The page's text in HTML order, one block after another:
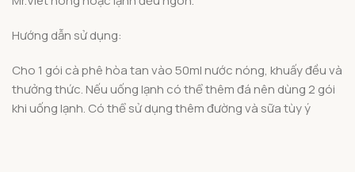
Hướng dẫn sử dụng:
Cho 1 gói cà phê hòa tan vào 50ml nước nóng, khuấy đều và
thưởng thức. Nếu uống lạnh có thể thêm đá nên dùng 2 gói
khi uống lạnh. Có thể sử dụng thêm đường và sữa tùy ý